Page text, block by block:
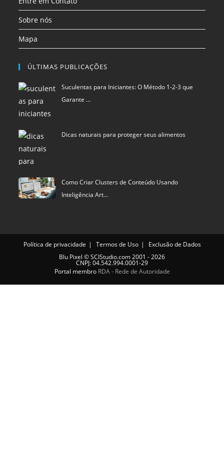
Sobre nós
Mapa
ÚLTIMAS PUBLICAÇÕES
Suculentas para Iniciantes: O Método 1-2-3 que
Garante …
Dicas naturais para proteger seus alimentos
Como Criar Clusters de Conteúdo Usando
Inteligência Art…
Política de privacidade Termos de Uso
Exclusão de Dados
Blu Pixel ©SCIStudio.com2001 - 2026
CNPJ: 04.542.994.0001-29
Portal membro RDA - Rede de Autoridade